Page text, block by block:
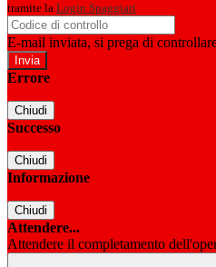
tramite la Login Spaggiari
E-mail inviata, si prega di
Errore
Chiudi
Successo
Chiudi
Informazione
Chiudi
Attendere...
Attendere il completamento